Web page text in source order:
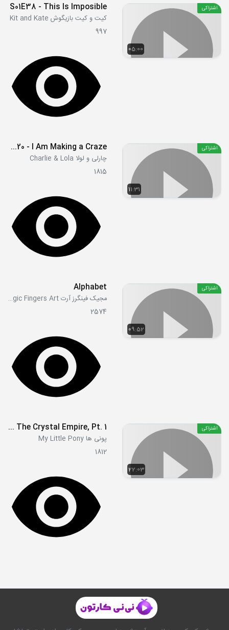
05:00
اشتراکی S01E38 - This Is Imposible
کیت و کیت بازیگوش Kit and Kate
997
11:31
اشتراکی S03E20 - I Am Making a Craze
چارلی و لولا Charlie & Lola
1815
09:52
اشتراکی Alphabet
مجیک فینگرز آرت Magic Fingers Art
2574
22:03
اشتراکی S03E01 - The Crystal Empire, Pt. 1
پونی ها My Little Pony
1812